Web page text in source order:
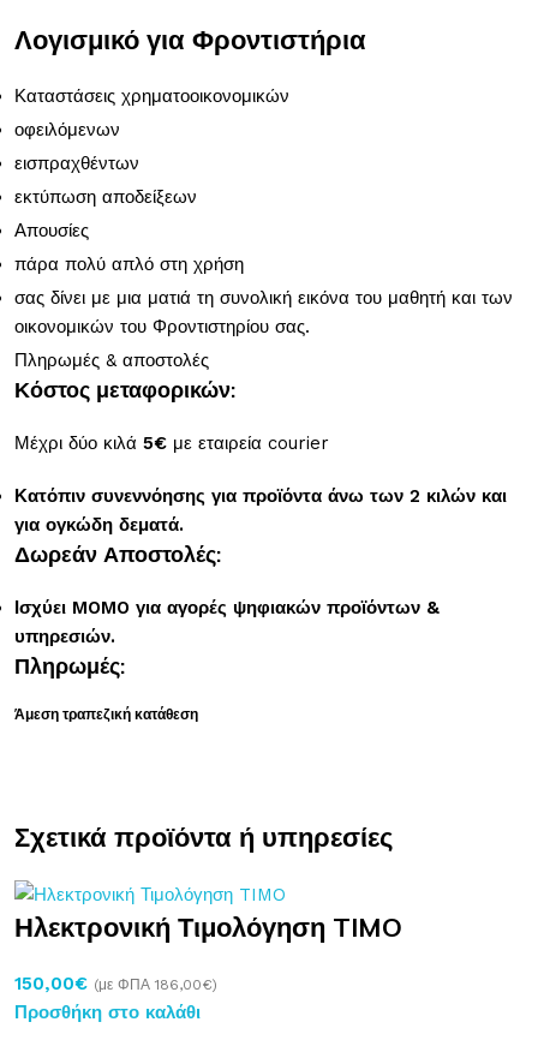
Λογισμικό για Φροντιστήρια
Καταστάσεις χρηματοοικονομικών
οφειλόμενων
εισπραχθέντων
εκτύπωση αποδείξεων
Απουσίες
πάρα πολύ απλό στη χρήση
σας δίνει με μια ματιά τη συνολική εικόνα του μαθητή και των
οικονομικών του Φροντιστηρίου σας.
Πληρωμές & αποστολές
Κόστος μεταφορικών:
Μέχρι δύο κιλά 5€ με εταιρεία courier
Κατόπιν συνεννόησης για προϊόντα άνω των 2 κιλών και
για ογκώδη δεματά.
Δωρεάν Αποστολές:
Ισχύει MOMO για αγορές ψηφιακών προϊόντων &
υπηρεσιών.
Πληρωμές:
Άμεση τραπεζική κατάθεση
Σχετικά προϊόντα ή υπηρεσίες
Ηλεκτρονική Τιμολόγηση TIMO
150,00€ (με ΦΠΑ 186,00€)
Προσθήκη στο καλάθι